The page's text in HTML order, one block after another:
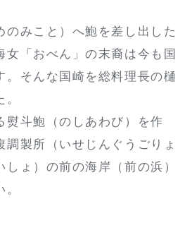
のみこと）へ鮑を差し出した
女「おべん」の末裔は今も国
。そんな国崎を総料理長の樋
熨斗鮑（のしあわび）を作
調製所（いせじんぐうごりょ
しょ）の前の海岸（前の浜）